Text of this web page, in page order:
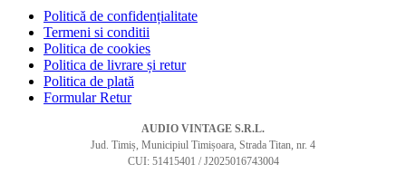
Politică de confidențialitate
Termeni si conditii
Politica de cookies
Politica de livrare și retur
Politica de plată
Formular Retur
AUDIO VINTAGE S.R.L.
Jud. Timiș, Municipiul Timișoara, Strada Titan, nr. 4
CUI: 51415401 / J2025016743004